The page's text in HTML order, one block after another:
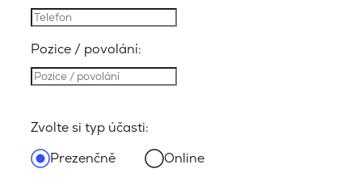
Pozice / povolání:
Zvolte si typ účasti:
Prezenčně
Online